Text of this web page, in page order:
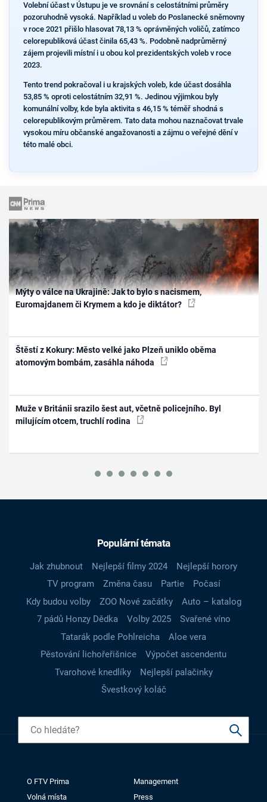
Volební účast v Ústupu je ve srovnání s celostátními průměry
pozoruhodně vysoká. Například u voleb do Poslanecké sněmovny
v roce 2021 přišlo hlasovat 78,13 % oprávněných voličů, zatímco
celorepubliková účast činila 65,43 %. Podobně nadprůměrný
zájem projevili místní i u obou kol prezidentských voleb v roce
2023.
Tento trend pokračoval i u krajských voleb, kde účast dosáhla
53,85 % oproti celostátním 32,91 %. Jedinou výjimkou byly
komunální volby, kde byla aktivita s 46,15 % téměř shodná s
celorepublikovým průměrem. Tato data mohou naznačovat trvale
vysokou míru občanské angažovanosti a zájmu o veřejné dění v
této malé obci.
Mýty o válce na Ukrajině: Jak to bylo s nacismem,
Euromajdanem či Krymem a kdo je diktátor?
Štěstí z Kokury: Město velké jako Plzeň uniklo oběma
atomovým bombám, zasáhla náhoda
Muže v Británii srazilo šest aut, včetně policejního. Byl
milujícím otcem, truchlí rodina
Populární témata
Jak zhubnout Nejlepší filmy 2024
Nejlepší horory
TV program
Změna času Partie
Počasí
Kdy budou volby
ZOO Nové začátky
Auto – katalog
7 pádů Honzy Dědka
Volby 2025
Svařené víno
Tatarák podle Pohlreicha
Aloe vera
Pěstování lichořeřišnice
Výpočet ascendentu
Tvarohové knedlíky
Nejlepší palačinky
Švestkový koláč
O FTV Prima
Management
Volná místa
Press